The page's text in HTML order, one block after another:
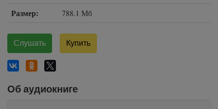
Размер: 788.1 Мб
Слушать Купить
Об аудиокниге